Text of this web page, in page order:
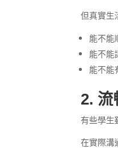
但真實生
能不能
能不能
能不能
2. 流
有些學生
在實際溝